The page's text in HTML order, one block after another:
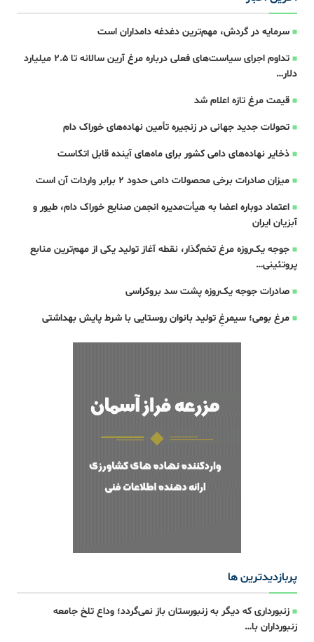
سرمایه در گردش، مهم‌ترین دغدغه دامداران است
تداوم اجرای سیاست‌های فعلی درباره مرغ آرین سالانه تا ۲.۵ میلیارد
دلار…
قیمت مرغ تازه اعلام شد
تحولات جدید جهانی در زنجیره تأمین نهاده‌های خوراک دام
ذخایر نهاده‌های دامی کشور برای ماه‌های آینده قابل اتکاست
میزان صادرات برخی محصولات دامی حدود ۲ برابر واردات آن است
اعتماد دوباره اعضا به هیأت‌مدیره انجمن صنایع خوراک دام، طیور و
آبزیان ایران
جوجه یک‌روزه مرغ تخم‌گذار، نقطه آغاز تولید یکی از مهم‌ترین منابع
پروتئینی…
صادرات جوجه یک‌روزه پشت سد بروکراسی
مرغ بومی؛ سیمرغِ تولید بانوان روستایی با شرط پایش بهداشتی
پربازدیدترین ها
زنبورداری که دیگر به زنبورستان باز نمی‌گردد؛ وداع تلخ جامعه
زنبورداران با…